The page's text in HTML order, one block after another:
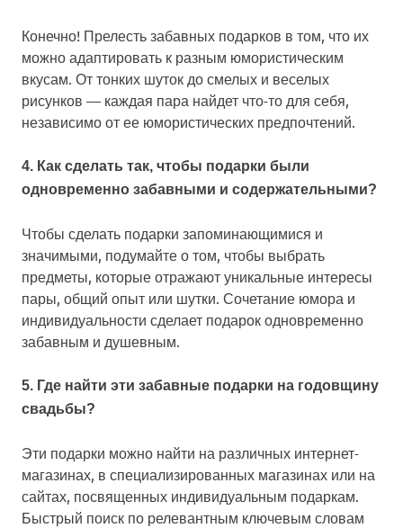
Конечно! Прелесть забавных подарков в том, что их
можно адаптировать к разным юмористическим
вкусам. От тонких шуток до смелых и веселых
рисунков — каждая пара найдет что-то для себя,
независимо от ее юмористических предпочтений.
4. Как сделать так, чтобы подарки были
одновременно забавными и содержательными?
Чтобы сделать подарки запоминающимися и
значимыми, подумайте о том, чтобы выбрать
предметы, которые отражают уникальные интересы
пары, общий опыт или шутки. Сочетание юмора и
индивидуальности сделает подарок одновременно
забавным и душевным.
5. Где найти эти забавные подарки на годовщину
свадьбы?
Эти подарки можно найти на различных интернет-
магазинах, в специализированных магазинах или на
сайтах, посвященных индивидуальным подаркам.
Быстрый поиск по релевантным ключевым словам